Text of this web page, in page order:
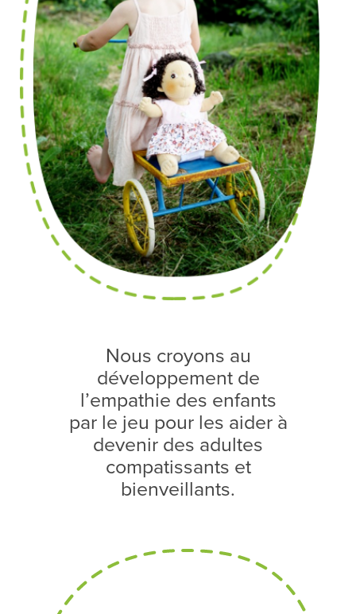
Nous croyons au
développement de
l’empathie des enfants
par le jeu pour les aider à
devenir des adultes
compatissants et
bienveillants.